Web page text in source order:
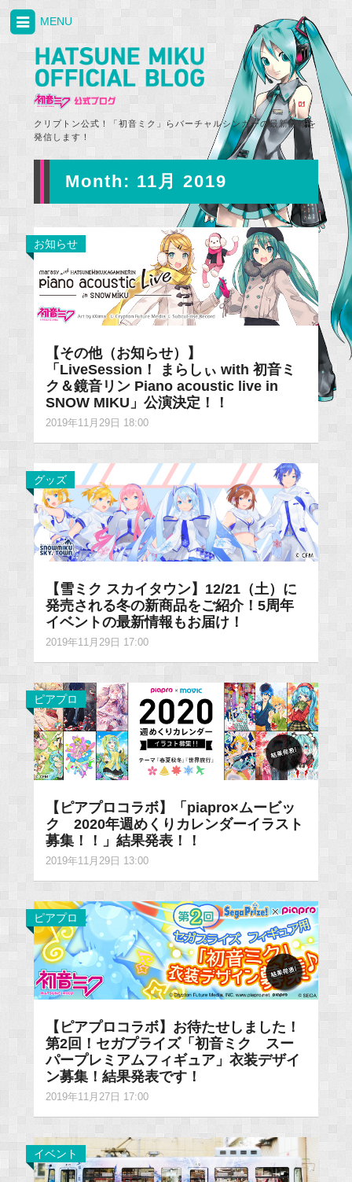
クリプトン公式！「初音ミク」らバーチャルシンガーの最新情報を
発信します！
MENU
Month: 11月 2019
お知らせ
【その他（お知らせ）】
「LiveSession！ まらしぃ with 初音ミ
ク＆鏡音リン Piano acoustic live in
SNOW MIKU」公演決定！！
2019年11月29日 18:00
グッズ
【雪ミク スカイタウン】12/21（土）に
発売される冬の新商品をご紹介！5周年
イベントの最新情報もお届け！
2019年11月29日 17:00
ピアプロ
【ピアプロコラボ】「piapro×ムービッ
ク 2020年週めくりカレンダーイラスト
募集！！」結果発表！！
2019年11月29日 13:00
ピアプロ
【ピアプロコラボ】お待たせしました！
第2回！セガプライズ「初音ミク スー
パープレミアムフィギュア」衣装デザイ
ン募集！結果発表です！
2019年11月27日 17:00
イベント